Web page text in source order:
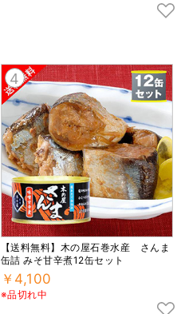
4
【送料無料】木の屋石巻水産 さんま
缶詰 みそ甘辛煮12缶セット
￥4,100
※品切れ中